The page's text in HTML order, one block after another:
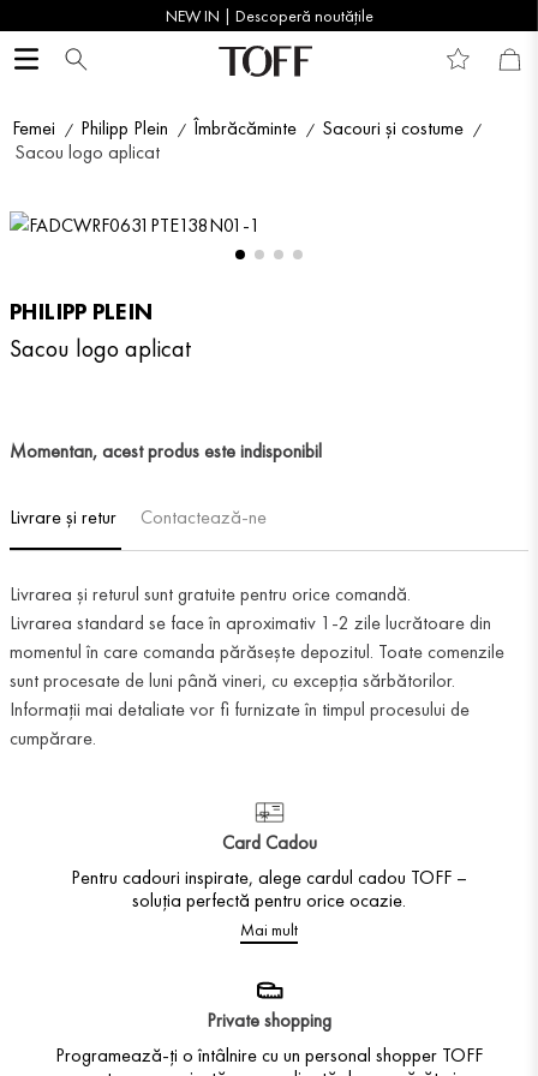
NEW IN | Descoperă noutățile
Femei Philipp Plein Îmbrăcăminte
Sacouri și costume
Sacou logo aplicat
PHILIPP PLEIN
Sacou logo aplicat
Momentan, acest produs este indisponibil
Livrare și retur Contactează-ne
Livrarea și returul sunt gratuite pentru orice comandă.
Livrarea standard se face în aproximativ 1-2 zile lucrătoare din
momentul în care comanda părăsește depozitul. Toate comenzile
sunt procesate de luni până vineri, cu excepția sărbătorilor.
Informații mai detaliate vor fi furnizate în timpul procesului de
cumpărare.
Card Cadou
Pentru cadouri inspirate, alege cardul cadou TOFF –
soluția perfectă pentru orice ocazie.
Mai mult
Private shopping
Programează-ți o întâlnire cu un personal shopper TOFF